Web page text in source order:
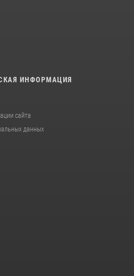
ИНФОРМАЦИЯ
сайта
данных